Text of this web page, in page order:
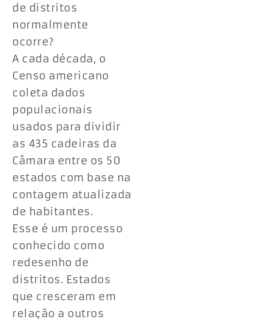
de distritos
normalmente
ocorre?
A cada década, o
Censo americano
coleta dados
populacionais
usados para dividir
as 435 cadeiras da
Câmara entre os 50
estados com base na
contagem atualizada
de habitantes.
Esse é um processo
conhecido como
redesenho de
distritos. Estados
que cresceram em
relação a outros